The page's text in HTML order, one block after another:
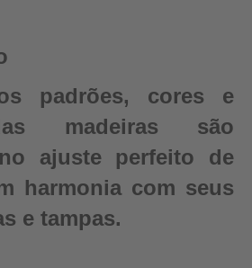
padrões, cores e
madeiras são
ajuste perfeito de
harmonia com seus
e tampas.